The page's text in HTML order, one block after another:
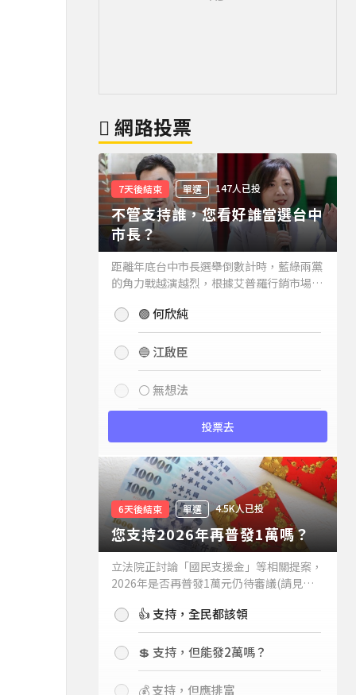
網路投票
7天後結束 單選 147人已投
不管支持誰，您看好誰當選台中
市長？
距離年底台中市長選舉倒數計時，藍綠兩黨
的角力戰越演越烈，根據艾普羅行銷市場研
(詳情請見下方新聞)。而不管支持誰，您看
好誰當選台中市長？
🟢 何欣純
🔵 江啟臣
⚪ 無想法
投票去
6天後結束 單選 4.5K人已投
您支持2026年再普發1萬嗎？
立法院正討論「國民支援金」等相關提案，
2026年是否再普發1萬元仍待審議(請見下
持嗎？👍 支持，全民都該領
💲 支持，但能發2萬嗎？
💰 支持，但應排富